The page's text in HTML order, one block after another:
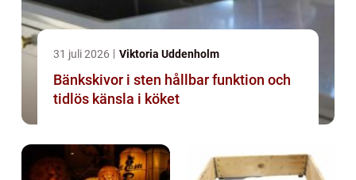
31 juli 2026 Viktoria Uddenholm
Bänkskivor i sten hållbar funktion och
tidlös känsla i köket